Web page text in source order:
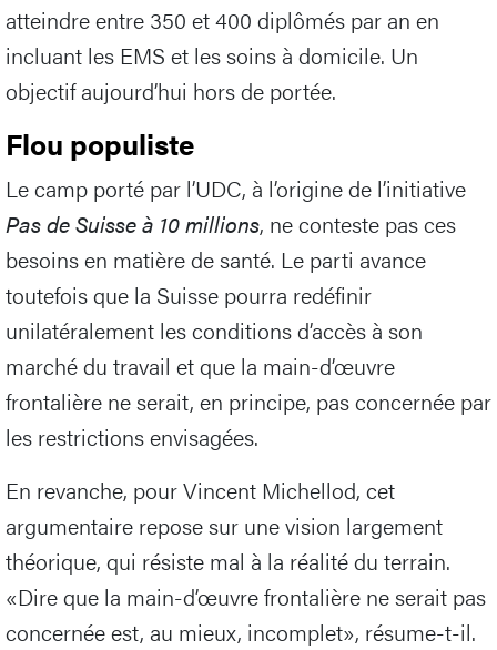
atteindre entre 350 et 400 diplômés par an en
incluant les EMS et les soins à domicile. Un
objectif aujourd’hui hors de portée.
Flou populiste
Le camp porté par l’UDC, à l’origine de l’initiative
Pas de Suisse à 10 millions, ne conteste pas ces
besoins en matière de santé. Le parti avance
toutefois que la Suisse pourra redéfinir
unilatéralement les conditions d’accès à son
marché du travail et que la main-d’œuvre
frontalière ne serait, en principe, pas concernée par
les restrictions envisagées.
En revanche, pour Vincent Michellod, cet
argumentaire repose sur une vision largement
théorique, qui résiste mal à la réalité du terrain.
«Dire que la main-d’œuvre frontalière ne serait pas
concernée est, au mieux, incomplet», résume-t-il.